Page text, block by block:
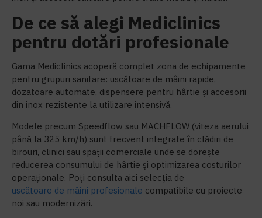
De ce să alegi Mediclinics
pentru dotări profesionale
Gama Mediclinics acoperă complet zona de echipamente
pentru grupuri sanitare: uscătoare de mâini rapide,
dozatoare automate, dispensere pentru hârtie și accesorii
din inox rezistente la utilizare intensivă.
Modele precum Speedflow sau MACHFLOW (viteza aerului
până la 325 km/h) sunt frecvent integrate în clădiri de
birouri, clinici sau spații comerciale unde se dorește
reducerea consumului de hârtie și optimizarea costurilor
operaționale. Poți consulta aici selecția de
uscătoare de mâini profesionale compatibile cu proiecte
noi sau modernizări.